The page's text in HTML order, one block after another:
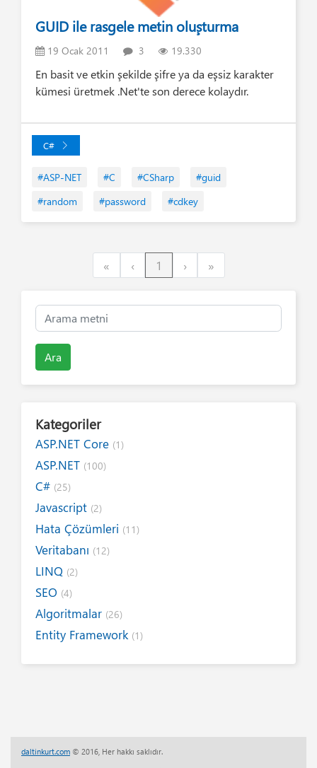
GUID ile rasgele metin oluşturma
19 Ocak 2011 3 19.330
En basit ve etkin şekilde şifre ya da eşsiz karakter
kümesi üretmek .Net'te son derece kolaydır.
C#
#ASP-NET #C #CSharp
#guid
#random
#password #cdkey
«First ‹Previous
1 ›Next»Last
Ara
Kategoriler
ASP.NET Core (1)
ASP.NET (100)
C# (25)
Javascript (2)
Hata Çözümleri (11)
Veritabanı (12)
LINQ (2)
SEO (4)
Algoritmalar (26)
Entity Framework (1)
daltinkurt.com © 2016, Her hakkı saklıdır.